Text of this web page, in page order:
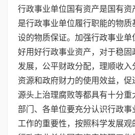
行政事业单位国有资产是国有资
是行政事业单位履行职能的物
设的物质保证。加强行政事业单
好用好行政事业资产，对于稳固
发展，公平财政分配，理顺收入
资源和政府财力的使用效益，促
源头上治理腐败等都具有十分重
部门、各单位要充分认识行政事
工作的重要性，按照科学发展观